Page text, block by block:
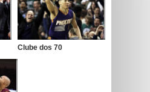
Clube dos 70